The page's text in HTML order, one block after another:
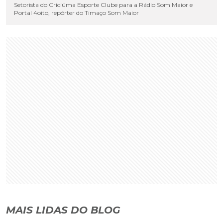
Setorista do Criciúma Esporte Clube para a Rádio Som Maior e
Portal 4oito, repórter do Timaço Som Maior
MAIS LIDAS DO BLOG